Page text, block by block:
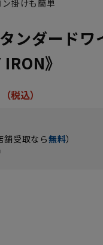
掛けも簡単
ンダードワ
》
舗受取なら無料）